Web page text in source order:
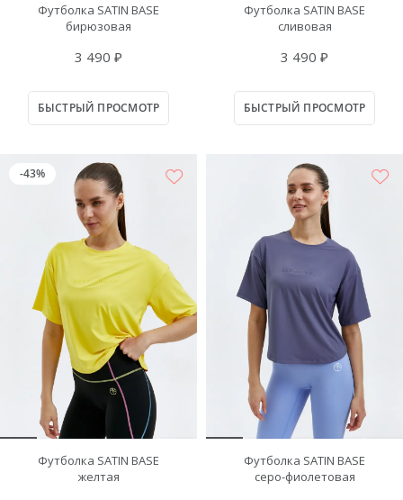
Футболка SATIN BASE
бирюзовая
3 490 ₽
БЫСТРЫЙ ПРОСМОТР
Футболка SATIN BASE
сливовая
3 490 ₽
БЫСТРЫЙ ПРОСМОТР
-43%
Футболка SATIN BASE
желтая
Футболка SATIN BASE
серо-фиолетовая